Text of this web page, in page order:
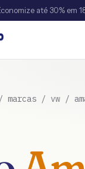
até 30% em
marcas / vw /